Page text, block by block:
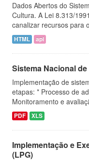
Dados Abertos do
Cultura. A Lei 8.313/
canalizar recursos para
HTML api
Sistema Nacional
Implementação de
etapas: * Processo de
Monitoramento e
PDF XLS
Implementação e
(LPG)